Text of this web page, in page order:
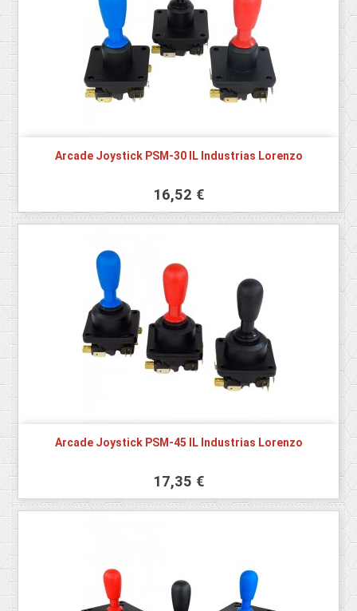
Arcade Joystick PSM-30 IL Industrias Lorenzo
16,52 €
Arcade Joystick PSM-45 IL Industrias Lorenzo
17,35 €